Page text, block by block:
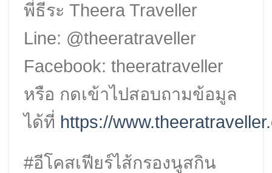
พี่ธีระ Theera Traveller
Line: @theeratraveller
Facebook: theeratraveller
หรือ กดเข้าไปสอบถามข้อมูล
ได้ที่ https://
#อีโคสเฟียร์ไส้กรองนูสกิน